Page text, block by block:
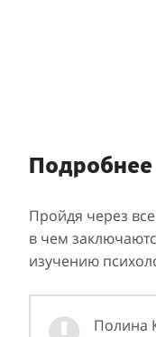
Пройдя через
в чем
изучению
Полина